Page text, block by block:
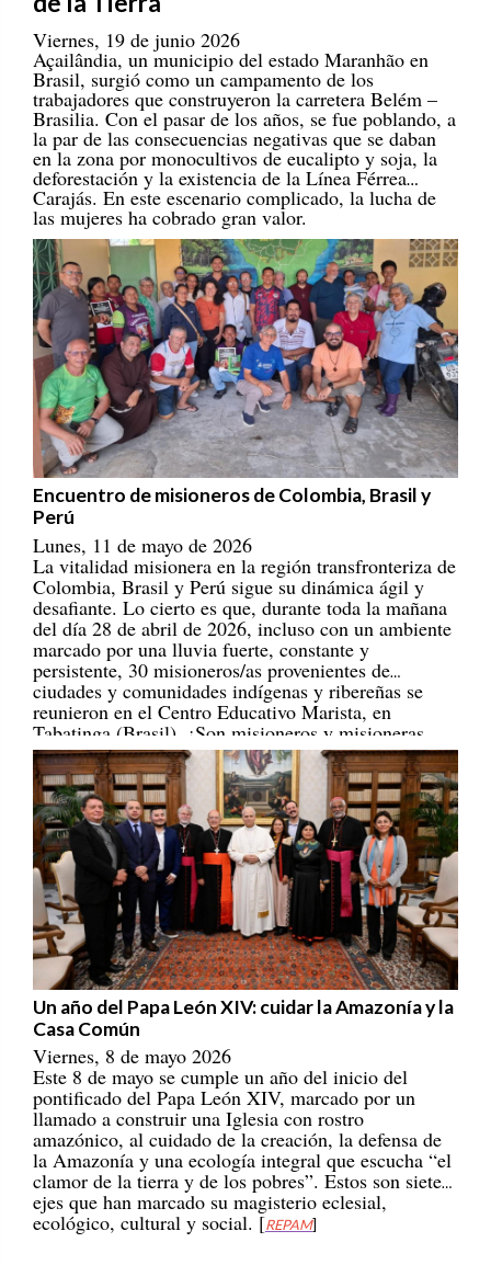
Viernes, 19 de junio 2026
Açailândia, un municipio del estado Maranhão en
Brasil, surgió como un campamento de los
trabajadores que construyeron la carretera Belém –
Brasilia. Con el pasar de los años, se fue poblando, a
la par de las consecuencias negativas que se daban
en la zona por monocultivos de eucalipto y soja, la
deforestación y la existencia de la Línea Férrea
Carajás. En este escenario complicado, la lucha de
las mujeres ha cobrado gran valor.
Encuentro de misioneros de Colombia, Brasil y
Perú
Lunes, 11 de mayo de 2026
La vitalidad misionera en la región transfronteriza de
Colombia, Brasil y Perú sigue su dinámica ágil y
desafiante. Lo cierto es que, durante toda la mañana
del día 28 de abril de 2026, incluso con un ambiente
marcado por una lluvia fuerte, constante y
persistente, 30 misioneros/as provenientes de
ciudades y comunidades indígenas y ribereñas se
reunieron en el Centro Educativo Marista, en
Tabatinga (Brasil). ¡Son misioneros y misioneras
portadores/as de esperanza! [REPAM]
Un año del Papa León XIV: cuidar la Amazonía y la
Casa Común
Viernes, 8 de mayo 2026
Este 8 de mayo se cumple un año del inicio del
pontificado del Papa León XIV, marcado por un
llamado a construir una Iglesia con rostro
amazónico, al cuidado de la creación, la defensa de
la Amazonía y una ecología integral que escucha “el
clamor de la tierra y de los pobres”. Estos son siete
ejes que han marcado su magisterio eclesial,
ecológico, cultural y social. [REPAM]